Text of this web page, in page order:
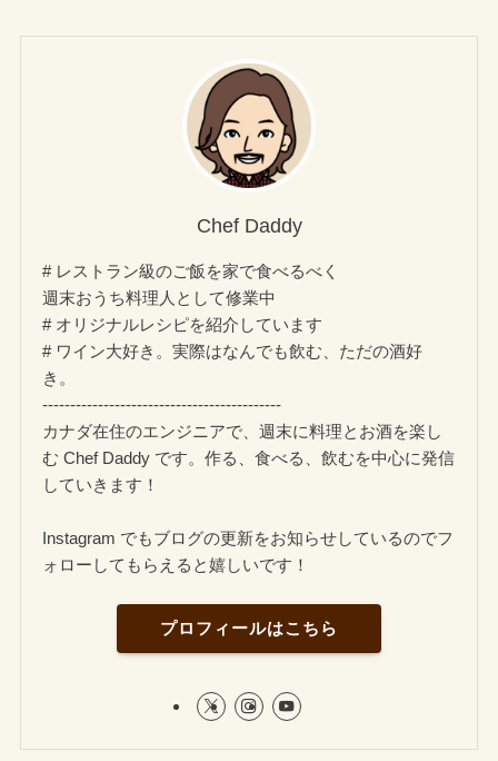
Chef Daddy
# レストラン級のご飯を家で食べるべく
週末おうち料理人として修業中
# オリジナルレシピを紹介しています
# ワイン大好き。実際はなんでも飲む、ただの酒好
き。
-------------------------------------------
カナダ在住のエンジニアで、週末に料理とお酒を楽し
む Chef Daddy です。作る、食べる、飲むを中心に発信
していきます！
Instagram でもブログの更新をお知らせしているのでフ
ォローしてもらえると嬉しいです！
プロフィールはこちら